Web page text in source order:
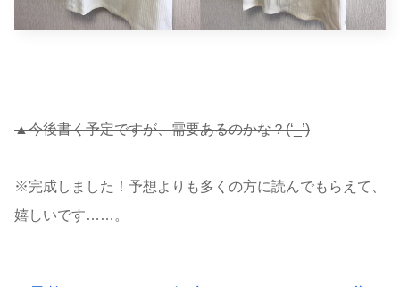
▲今後書く予定ですが、需要あるのかな？(‘_’)
※完成しました！予想よりも多くの方に読んでもらえて、
嬉しいです……。